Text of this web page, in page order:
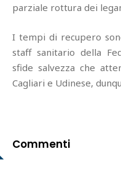
parziale rottura dei
I tempi di recupero
staff sanitario della
sfide salvezza che
Cagliari e Udinese,
Commenti